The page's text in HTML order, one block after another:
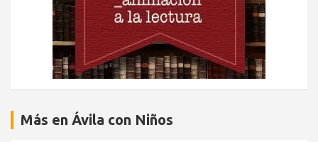
Más en Ávila con Niños